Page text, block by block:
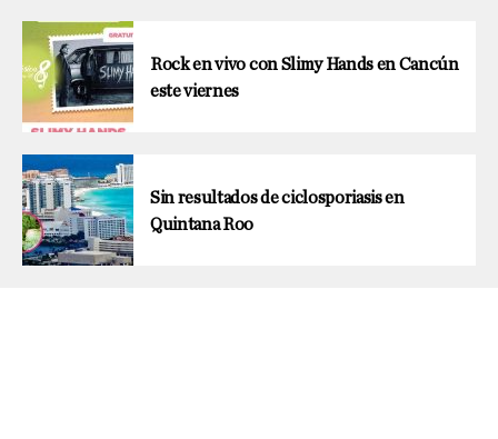
Rock en vivo con Slimy Hands en Cancún
este viernes
Sin resultados de ciclosporiasis en
Quintana Roo